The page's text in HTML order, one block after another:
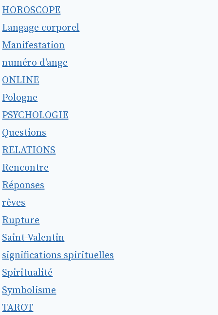
HOROSCOPE
Langage corporel
Manifestation
numéro d'ange
ONLINE
Pologne
PSYCHOLOGIE
Questions
RELATIONS
Rencontre
Réponses
rêves
Rupture
Saint-Valentin
significations spirituelles
Spiritualité
Symbolisme
TAROT